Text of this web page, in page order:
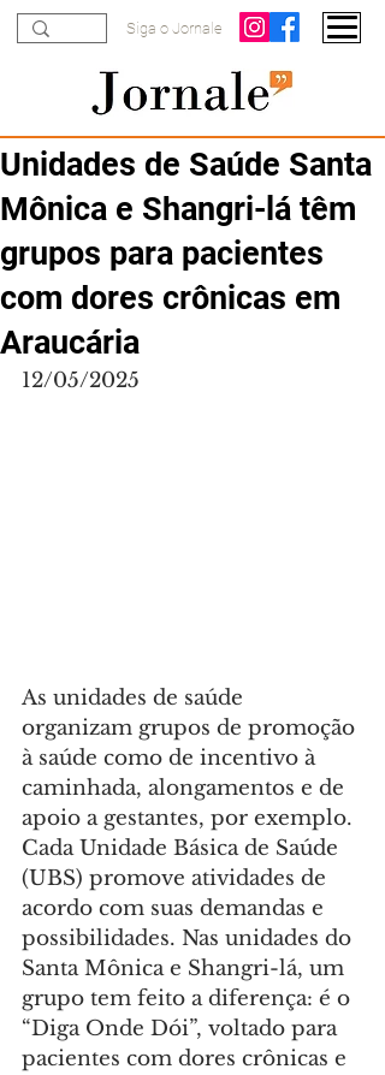
Siga o Jornale
Unidades de Saúde Santa
Mônica e Shangri-lá têm
grupos para pacientes
com dores crônicas em
Araucária
12/05/2025
As unidades de saúde
organizam grupos de promoção
à saúde como de incentivo à
caminhada, alongamentos e de
apoio a gestantes, por exemplo.
Cada Unidade Básica de Saúde
(UBS) promove atividades de
acordo com suas demandas e
possibilidades. Nas unidades do
Santa Mônica e Shangri-lá, um
grupo tem feito a diferença: é o
“Diga Onde Dói”, voltado para
pacientes com dores crônicas e